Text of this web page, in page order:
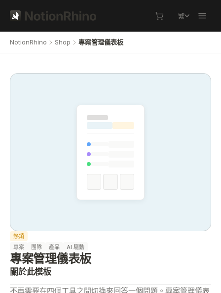
繁
NotionRhino Shop 專案管理儀表板
熱銷
專案
團隊 產品 AI 驅動
專案管理儀表板
關於此模板
不再需要在四個工具之間切換來回答一個問題。專案管理儀表